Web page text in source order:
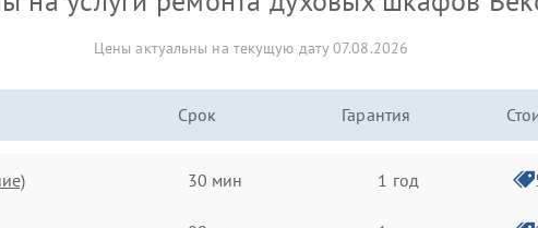
Цены актуальны на текущую дату 07.08.2026
Срок Гарантия
30 мин 1 год